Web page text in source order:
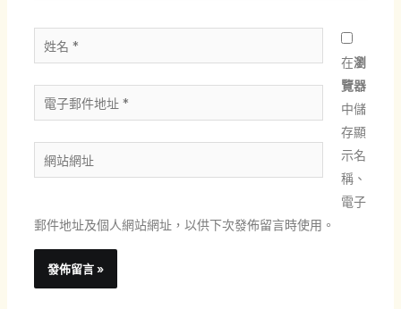
名
*
電
子
郵
件
*
站
址
在瀏
覽器
中儲
存顯
示名
稱、
電子
郵件地址及個人網站網址，以供下次發佈留言時使用。